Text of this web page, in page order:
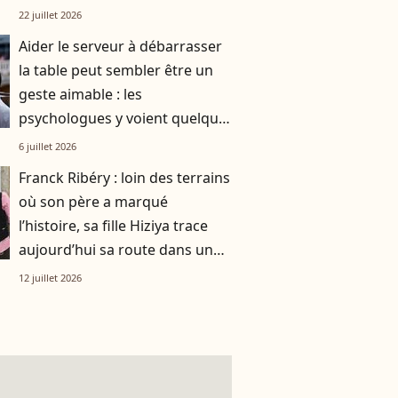
smoothie"
22 juillet 2026
Aider le serveur à débarrasser
la table peut sembler être un
geste aimable : les
psychologues y voient quelque
chose de bien plus profond.
6 juillet 2026
Franck Ribéry : loin des terrains
où son père a marqué
l’histoire, sa fille Hiziya trace
aujourd’hui sa route dans un
tout autre univers
12 juillet 2026